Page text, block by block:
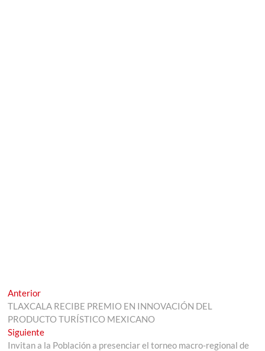
Navegación
de
entradas
AnteriorEntrada
anterior:
TLAXCALA RECIBE PREMIO EN INNOVACIÓN DEL
PRODUCTO TURÍSTICO MEXICANO
SiguienteEntrada
siguiente:
Invitan a la Población a presenciar el torneo macro-regional de